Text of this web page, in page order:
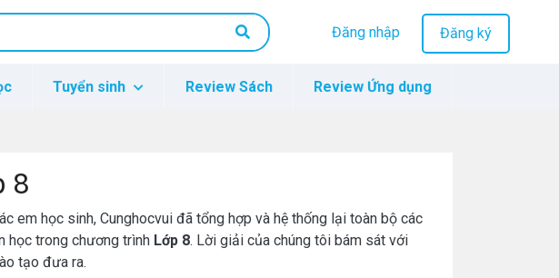
Đăng nhập Đăng ký
Tuyển sinh Review Sách Review Ứng dụng
8
em học sinh, Cunghocvui đã tổng hợp và hệ thống lại toàn bộ các
học trong chương trình Lớp 8. Lời giải của chúng tôi bám sát với
tạo đưa ra.